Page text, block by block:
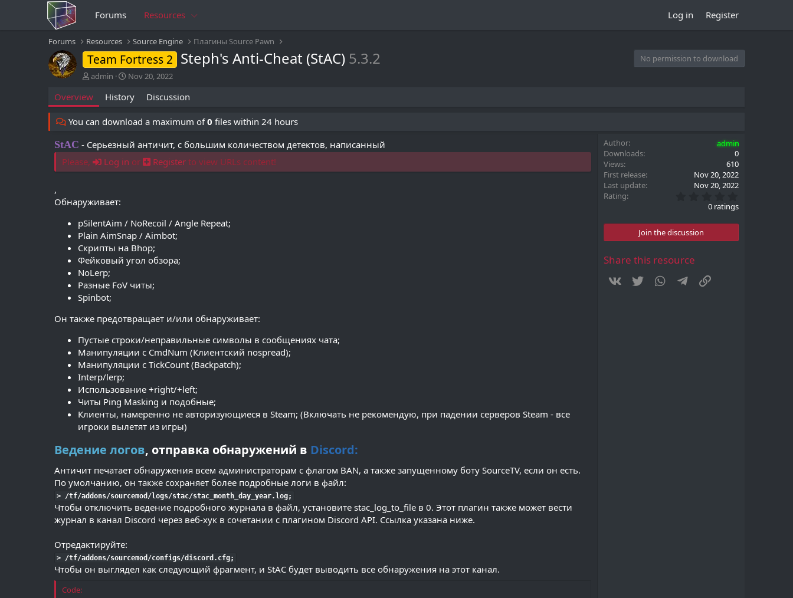
Forums Resources Log in Register
Forums Resources Source Engine Плагины Source Pawn
Team Fortress 2 Steph's Anti-Cheat (StAC) 5.3.2
No permission to download
A
t
h
o
admin
C
e
t
o
n
d
a
Nov 20, 2022
Overview History Discussion
You can download a maximum of0 files within 24 hours
StAC - Серьезный античит, с большим количеством детектов, написанный
Please,
Log in or Register to view URLs content!
,
Обнаруживает:
pSilentAim / NoRecoil / Angle Repeat;
Plain AimSnap / Aimbot;
Скрипты на Bhop;
Фейковый угол обзора;
NoLerp;
Разные FoV читы;
Spinbot;
Он также предотвращает и/или обнаруживает:
Пустые строки/неправильные символы в сообщениях чата;
Манипуляции с CmdNum (Клиентский nospread);
Манипуляции с TickCount (Backpatch);
Interp/lerp;
Использование +right/+left;
Читы Ping Masking и подобные;
Клиенты, намеренно не авторизующиеся в Steam; (Включать не рекомендую, при падении серверов Steam - все
игроки вылетят из игры)
Ведение логов, отправка обнаружений в Discord:
Античит печатает обнаружения всем администраторам с флагом BAN, а также запущенному боту SourceTV, если он есть.
По умолчанию, он также сохраняет более подробные логи в файл:
> /tf/addons/sourcemod/logs/stac/stac_month_day_year.log;
Чтобы отключить ведение подробного журнала в файл, установите stac_log_to_file в 0. Этот плагин также может вести
журнал в канал Discord через веб-хук в сочетании с плагином Discord API. Ссылка указана ниже.
Отредактируйте:
> /tf/addons/sourcemod/configs/discord.cfg;
Чтобы он выглядел как следующий фрагмент, и StAC будет выводить все обнаружения на этот канал.
Code:
Author
admin
Downloads
0
Views
610
First release
Nov 20, 2022
Last update
Nov 20, 2022
Rating
.
0
t
0 ratings
Join the discussion
Share this resource
Vkontakte
Twitter WhatsAppTelegram